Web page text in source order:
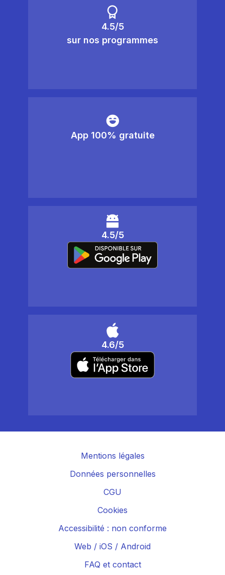
4.5/5
sur nos programmes
App 100% gratuite
4.5/5
4.6/5
Mentions légales
Données personnelles
CGU
Cookies
Accessibilité : non conforme
Web / iOS / Android
FAQ et contact